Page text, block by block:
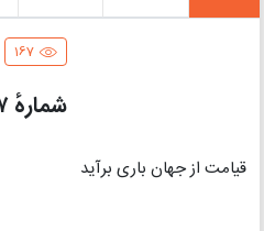
167
شمارهٔ ۵۷۷
قیامت از جهان باری برآید